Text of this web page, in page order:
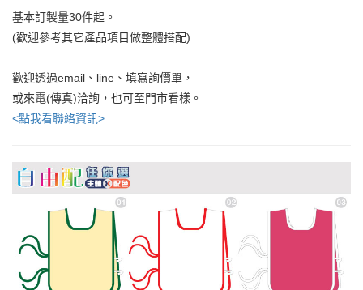
基本訂製量30件起。
(歡迎參考其它產品項目做整體搭配)
歡迎透過email、line、填寫詢價單，
或來電(傳真)洽詢，也可至門市看樣。
<點我看聯絡資訊>